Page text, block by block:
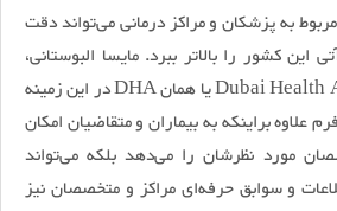
به پزشکان و مراکز درمانی می‌تواند دقت
کشور را بالاتر ببرد. مایسا البوستانی،
مدیر تحقیقاتیDubai Health Authority یا همان DHA در این زمینه
علاوه براینکه به بیماران و متقاضیان امکان
مورد نظرشان را می‌دهد بلکه می‌تواند
و سوابق حرفه‌ای مراکز و متخصصان نیز